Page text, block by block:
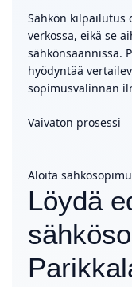
Sähkön kilpailutus
verkossa, eikä se
sähkönsaannissa.
hyödyntää
sopimusvalinnan
Vaivaton prosessi
Aloita
Löydä